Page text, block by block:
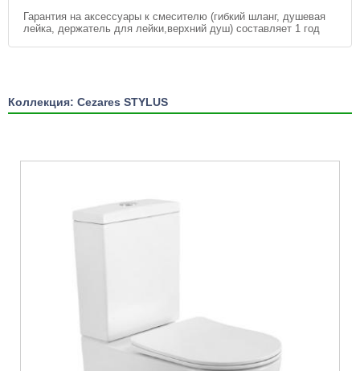
Гарантия на аксессуары к смесителю (гибкий шланг, душевая
лейка, держатель для лейки,верхний душ) составляет 1 год
Коллекция: Cezares STYLUS